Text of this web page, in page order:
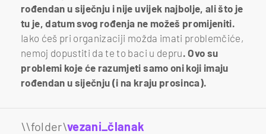
rođendan u siječnju i nije uvijek najbolje, ali što je
tu je, datum svog rođenja ne možeš promijeniti.
Iako ćeš pri organizaciji možda imati problemčiće,
nemoj dopustiti da te to baci u depru. Ovo su
problemi koje će razumjeti samo oni koji imaju
rođendan u siječnju (i na kraju prosinca).
\\folder\vezani_članak